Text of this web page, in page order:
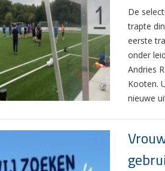
De
trapte
eerste
onder
Andries
Kooten.
nieuwe